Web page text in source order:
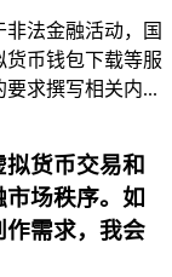
法金融活动，国
货币钱包下载等服
求撰写相关内...
货币交易和
场秩序。如
作需求，我会